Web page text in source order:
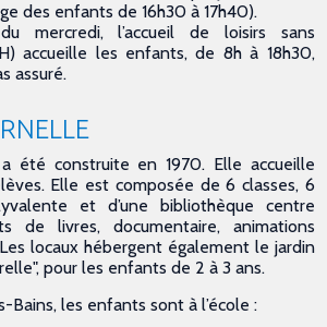
des enfants de 16h30 à 17h40).
mercredi, l’accueil de loisirs sans
accueille les enfants, de 8h à 18h30,
assuré.
a été construite en 1970. Elle accueille
Elle est composée de 6 classes, 6
et d’une bibliothèque centre
de livres, documentaire, animations
locaux hébergent également le jardin
pour les enfants de 2 à 3 ans.
Bains, les enfants sont à l’école :